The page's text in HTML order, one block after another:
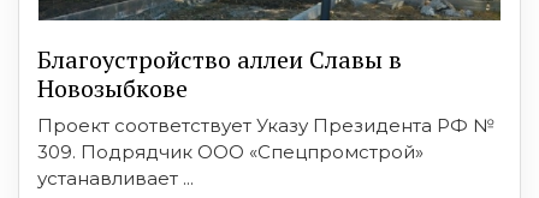
Благоустройство аллеи Славы в
Новозыбкове
Проект соответствует Указу Президента РФ №
309. Подрядчик ООО «Спецпромстрой»
устанавливает ...